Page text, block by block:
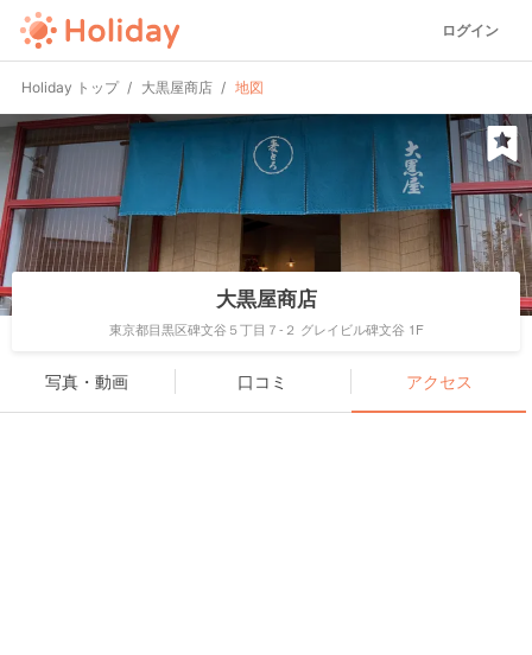
ログイン
Holiday トップ 大黒屋商店 地図
大黒屋商店
東京都目黒区碑文谷５丁目７-２ グレイビル碑文谷 1F
写真・動画 口コミ アクセス